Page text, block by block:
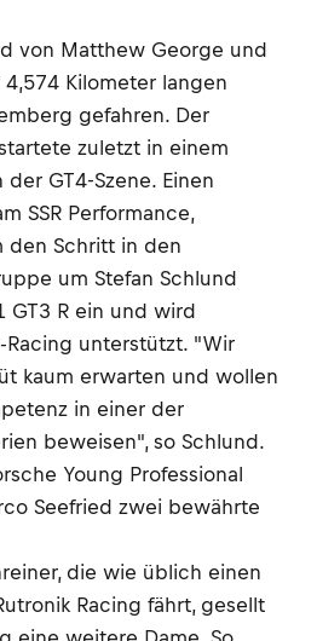
von Matthew George und
Kilometer langen
gefahren. Der
zuletzt in einem
GT4-Szene. Einen
SSR Performance,
den Schritt in den
um Stefan Schlund
GT3 R ein und wird
unterstützt. "Wir
kaum erwarten und wollen
in einer der
beweisen", so Schlund.
Young Professional
Seefried zwei bewährte
die wie üblich einen
Racing fährt, gesellt